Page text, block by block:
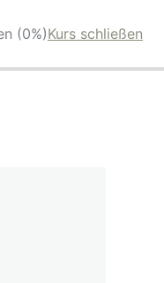
(0%)Kurs schließen